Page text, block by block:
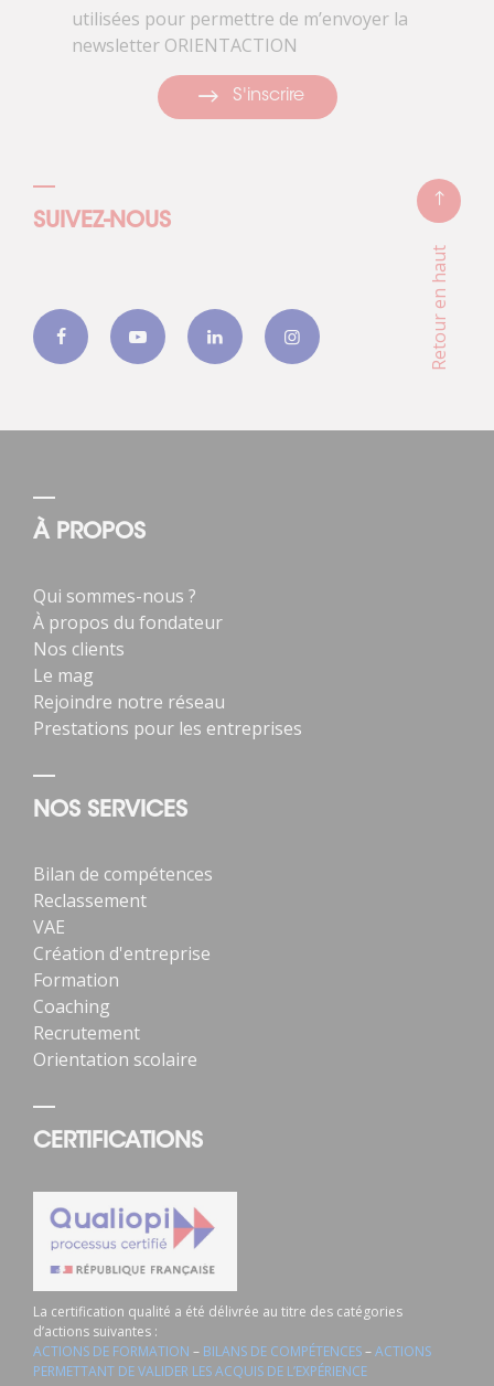
utilisées pour permettre de m’envoyer la
newsletter ORIENTACTION
S'inscrire
SUIVEZ-NOUS
Retour en haut
À PROPOS
Qui sommes-nous ?
À propos du fondateur
Nos clients
Le mag
Rejoindre notre réseau
Prestations pour les entreprises
NOS SERVICES
Bilan de compétences
Reclassement
VAE
Création d'entreprise
Formation
Coaching
Recrutement
Orientation scolaire
CERTIFICATIONS
La certification qualité a été délivrée au titre des catégories
d’actions suivantes :
ACTIONS DE FORMATION – BILANS DE COMPÉTENCES–ACTIONS
PERMETTANT DE VALIDER LES ACQUIS DE L’EXPÉRIENCE